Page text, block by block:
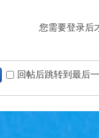
您需要登录后
回帖后跳转到最后